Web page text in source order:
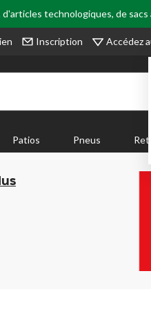
technologiques, de
Inscription Accédez
Patios Pneus